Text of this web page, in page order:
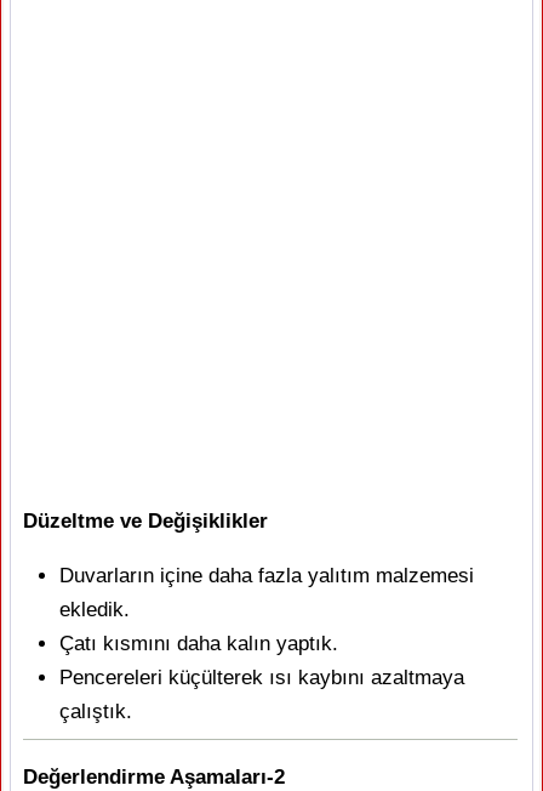
Düzeltme ve Değişiklikler
Duvarların içine daha fazla yalıtım malzemesi
ekledik.
Çatı kısmını daha kalın yaptık.
Pencereleri küçülterek ısı kaybını azaltmaya
çalıştık.
Değerlendirme Aşamaları-2